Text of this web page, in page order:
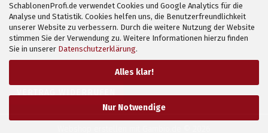
SchablonenProfi.de verwendet Cookies und Google Analytics für die
Analyse und Statistik. Cookies helfen uns, die Benutzerfreundlichkeit
unserer Website zu verbessern. Durch die weitere Nutzung der Website
stimmen Sie der Verwendung zu. Weitere Informationen hierzu finden
Sie in unserer Datenschutzerklärung.
Alles klar!
Nur Notwendige
Mit ✪ gekennzeichnete Bilder sind KI-generierte
Anwendungsbeispiele zur Visualisierung der Motive.
© SchablonenProfi.de2026